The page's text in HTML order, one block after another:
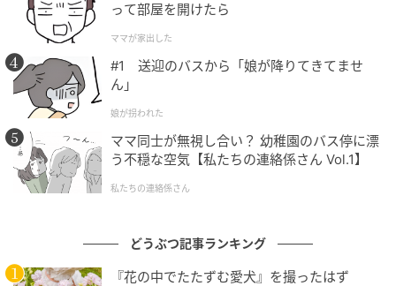
って部屋を開けたら
ママが家出した
#1 送迎のバスから「娘が降りてきてませ
ん」
娘が拐われた
ママ同士が無視し合い？ 幼稚園のバス停に漂
う不穏な空気【私たちの連絡係さん Vol.1】
私たちの連絡係さん
どうぶつ記事ランキング
『花の中でたたずむ愛犬』を撮ったはず